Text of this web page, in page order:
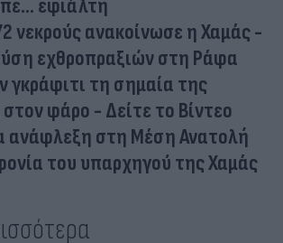
εφιάλτη
νεκρούς ανακοίνωσε η Χαμάς -
εχθροπραξιών στη Ράφα
γκράφιτι τη σημαία της
φάρο - Δείτε το Βίντεο
ανάφλεξη στη Μέση Ανατολή
του υπαρχηγού της Χαμάς